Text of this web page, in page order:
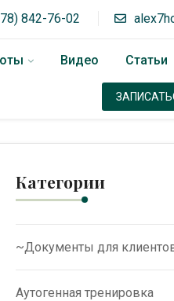
842-76-02
Видео Статьи
Категории
~Документы для
Аутогенная тренировка